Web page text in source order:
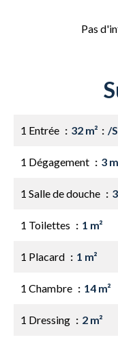
Pas
1 Entrée 32 m² /
1 Dégagement 3
1 Salle de douche
1 Toilettes 1 m²
1 Placard 1 m²
1 Chambre 14 m²
1 Dressing 2 m²